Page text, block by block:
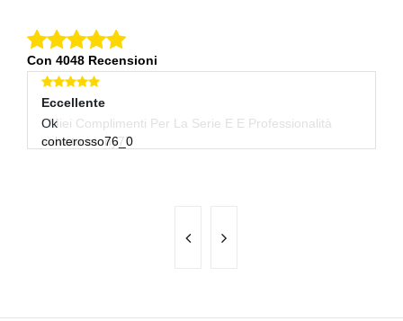
Con 4048 Recensioni
Eccellente
Ok
conterosso76_0